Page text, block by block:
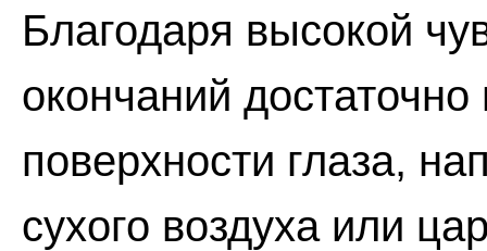
Благодаря высокой
окончаний
поверхности глаза,
сухого воздуха или